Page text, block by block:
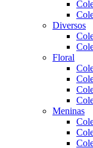
Diversos
Floral
Meninas